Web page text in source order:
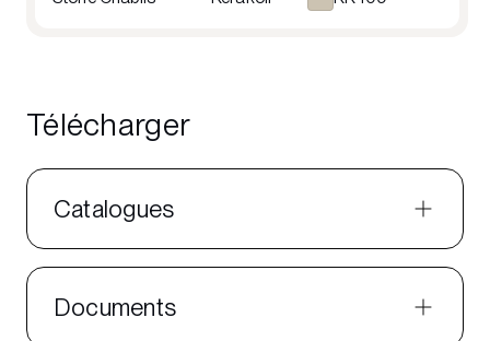
Télécharger
Catalogues
Documents